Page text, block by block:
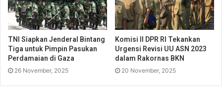
TNI Siapkan Jenderal Bintang
Tiga untuk Pimpin Pasukan
Perdamaian di Gaza
26 November, 2025
Komisi II DPR RI Tekankan
Urgensi Revisi UU ASN 2023
dalam Rakornas BKN
20 November, 2025